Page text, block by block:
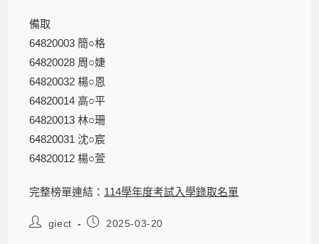
備取
64820003 簡○格
64820028 周○婕
64820032 楊○恩
64820014 高○平
64820013 林○珊
64820031 沈○宸
64820012 楊○萱
完整榜單連結： 114學年度考試入學錄取名單
giect 2025-03-20